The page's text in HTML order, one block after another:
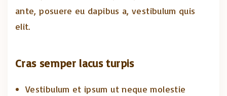
ante, posuere eu dapibus a, vestibulum quis
elit.
Cras semper lacus turpis
Vestibulum et ipsum ut neque molestie